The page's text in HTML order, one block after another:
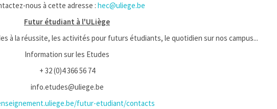
nous à cette adresse : hec@uliege.be
Futur étudiant à l'ULiège
à la réussite, les activités pour futurs étudiants, le quotidien sur nos campus...
Information sur les Etudes
+ 32 (0)4 366 56 74
info.etudes@uliege.be
futur-etudiant/contacts